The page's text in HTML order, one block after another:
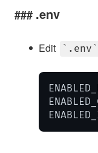
.env
Edit .env